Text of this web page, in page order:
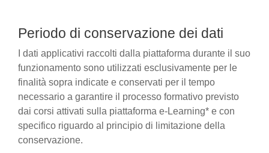
Periodo di conservazione dei dati
I dati applicativi raccolti dalla piattaforma durante il suo
funzionamento sono utilizzati esclusivamente per le
finalità sopra indicate e conservati per il tempo
necessario a garantire il processo formativo previsto
dai corsi attivati sulla piattaforma e-Learning* e con
specifico riguardo al principio di limitazione della
conservazione.